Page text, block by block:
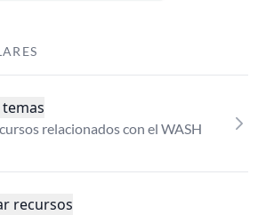
relacionados con el WASH
recursos